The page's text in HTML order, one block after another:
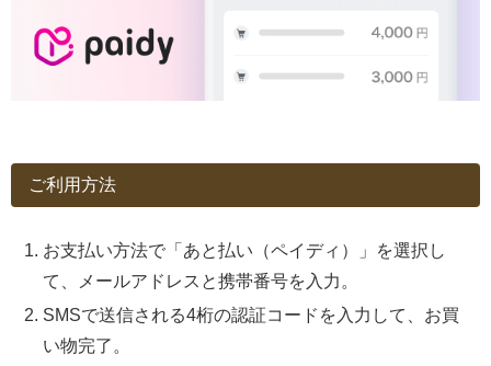
ご利用方法
お支払い方法で「あと払い（ペイディ）」を選択し
て、メールアドレスと携帯番号を入力。
SMSで送信される4桁の認証コードを入力して、お買
い物完了。